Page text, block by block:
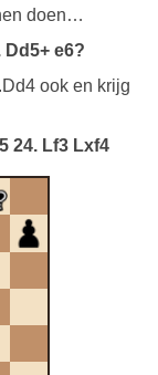
doen…
e6?
ook en krijg
24. Lf3 Lxf4